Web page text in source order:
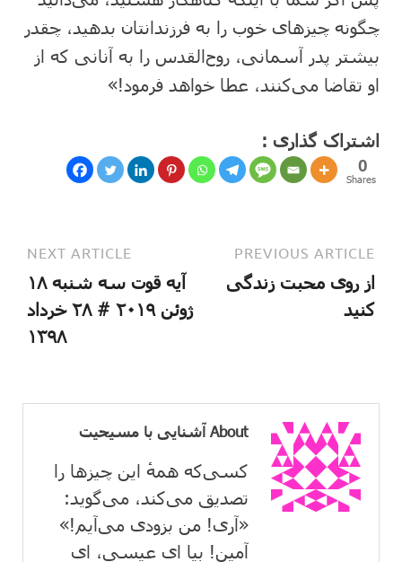
چگونه چیزهای خوب را به فرزندانتان بدهید، چقدر
بیشتر پدر آسمانی، روح‌القدس را به آنانی که از
او تقاضا می‌کنند، عطا خواهد فرمود!»
اشتراک گذاری :
0
Shares
PREVIOUS ARTICLE
از روی محبت زندگی
کنید
NEXT ARTICLE
آیه قوت سه شنبه ۱۸
ژوئن ۲۰۱۹ # ۲۸ خرداد
۱۳۹۸
About آشنایی با مسیحیت
کسی‌که همهٔ این چیزها را
تصدیق می‌كند، می‌گوید:
«آری! من بزودی می‌آیم!»
آمین! بیا ای عیسی، ای